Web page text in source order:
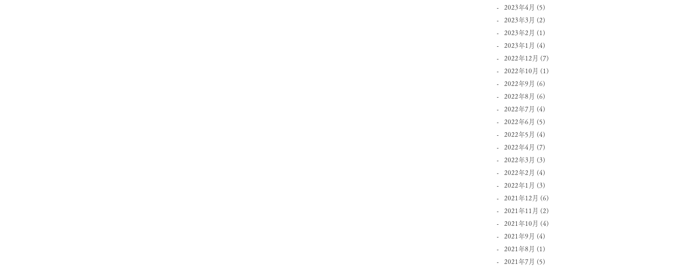
2023年4月 (5)
2023年3月 (2)
2023年2月 (1)
2023年1月 (4)
2022年12月 (7)
2022年10月 (1)
2022年9月 (6)
2022年8月 (6)
2022年7月 (4)
2022年6月 (5)
2022年5月 (4)
2022年4月 (7)
2022年3月 (3)
2022年2月 (4)
2022年1月 (3)
2021年12月 (6)
2021年11月 (2)
2021年10月 (4)
2021年9月 (4)
2021年8月 (1)
2021年7月 (5)